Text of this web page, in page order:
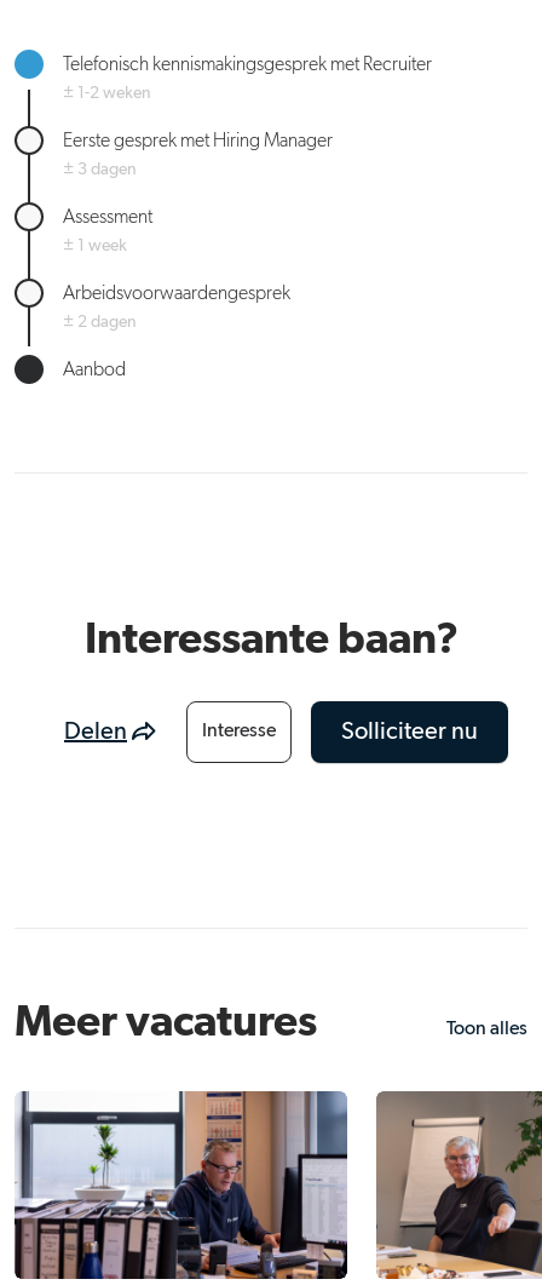
Telefonisch kennismakingsgesprek met Recruiter
± 1-2 weken
Eerste gesprek met Hiring Manager
± 3 dagen
Assessment
± 1 week
Arbeidsvoorwaardengesprek
± 2 dagen
Aanbod
Interessante baan?
Delen Interesse Solliciteer nu
Meer vacatures Toon alles